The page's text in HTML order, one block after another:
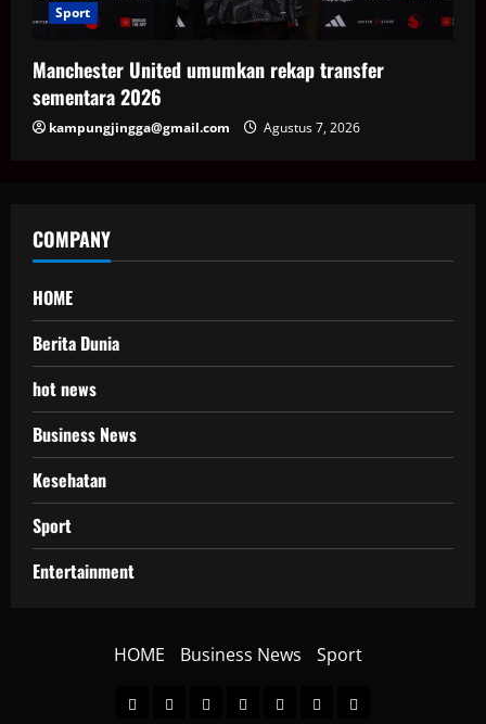
Sport
Manchester United umumkan rekap transfer
sementara 2026
kampungjingga@gmail.com Agustus 7, 2026
COMPANY
HOME
Berita Dunia
hot news
Business News
Kesehatan
Sport
Entertainment
HOME Business News Sport
HOMEBeritahot
BusinessKesehatan
SportEntertainment